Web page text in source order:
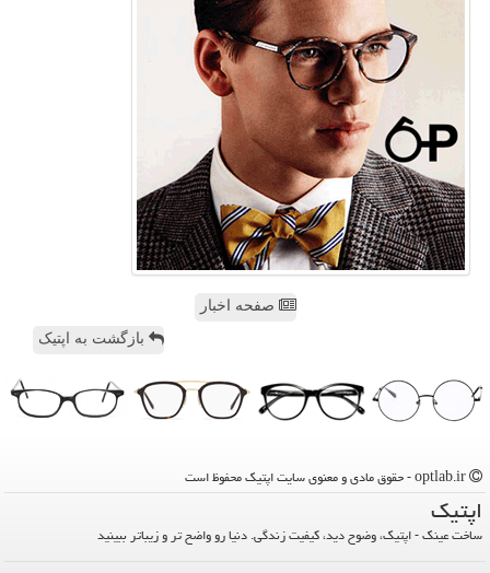
صفحه اخبار
بازگشت به اپتیک
اپتیك
ساخت عینک - اپتیک، وضوح دید، کیفیت زندگی. دنیا رو واضح تر و زیباتر ببینید